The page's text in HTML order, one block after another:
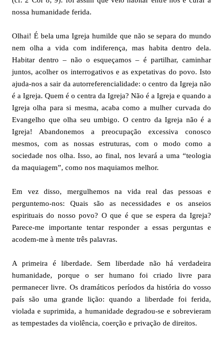
nossa humanidade ferida.
Olhai! É bela uma Igreja humilde que não se separa do mundo
nem olha a vida com indiferença, mas habita dentro dela.
Habitar dentro – não o esqueçamos – é partilhar, caminhar
juntos, acolher os interrogativos e as expetativas do povo. Isto
ajuda-nos a sair da autorreferencialidade: o centro da Igreja não
é a Igreja. Quem é o centra da Igreja? Não é a Igreja e quando a
Igreja olha para si mesma, acaba como a mulher curvada do
Evangelho que olha seu umbigo. O centro da Igreja não é a
Igreja! Abandonemos a preocupação excessiva conosco
mesmos, com as nossas estruturas, com o modo como a
sociedade nos olha. Isso, ao final, nos levará a uma “teologia
da maquiagem”, como nos maquiamos melhor.
Em vez disso, mergulhemos na vida real das pessoas e
perguntemo-nos: Quais são as necessidades e os anseios
espirituais do nosso povo? O que é que se espera da Igreja?
Parece-me importante tentar responder a essas perguntas e
acodem-me à mente três palavras.
A primeira é liberdade. Sem liberdade não há verdadeira
humanidade, porque o ser humano foi criado livre para
permanecer livre. Os dramáticos períodos da história do vosso
país são uma grande lição: quando a liberdade foi ferida,
violada e suprimida, a humanidade degradou-se e sobrevieram
as tempestades da violência, coerção e privação de direitos.